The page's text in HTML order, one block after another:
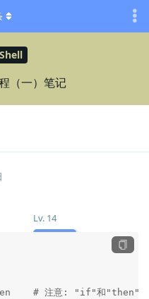
（一）笔记
Lv. 14
注意: "if"和"then"需要分